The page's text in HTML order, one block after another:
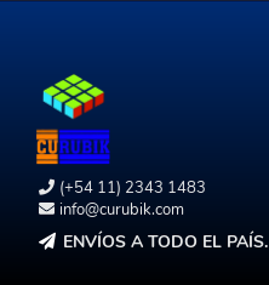
(+54 11) 2343 1483
info@curubik.com
ENVÍOS A TODO EL PAÍS.